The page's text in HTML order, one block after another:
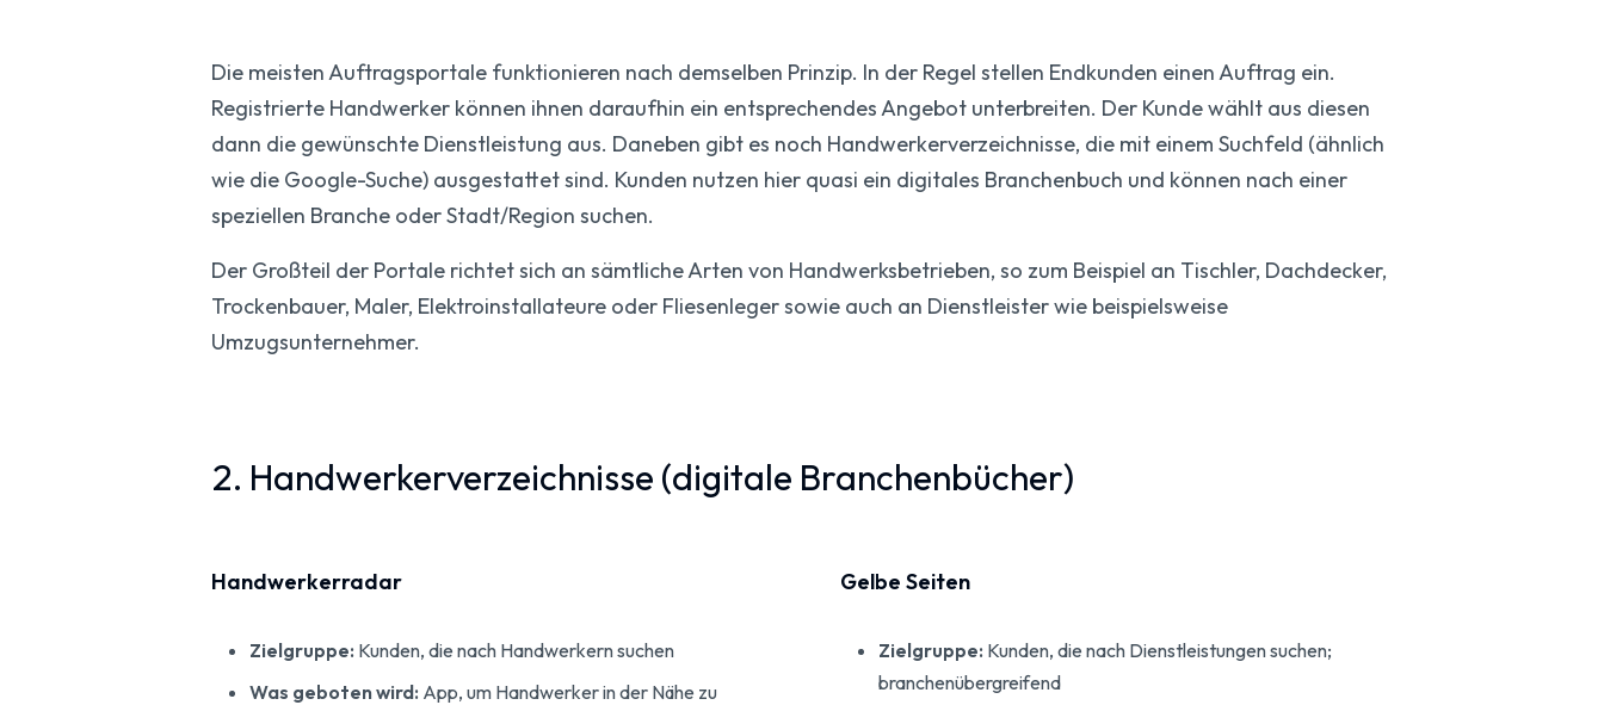
Die meisten Auftragsportale funktionieren nach demselben Prinzip. In der Regel stellen Endkunden einen Auftrag ein.
Registrierte Handwerker können ihnen daraufhin ein entsprechendes Angebot unterbreiten. Der Kunde wählt aus diesen
dann die gewünschte Dienstleistung aus. Daneben gibt es noch Handwerkerverzeichnisse, die mit einem Suchfeld (ähnlich
wie die Google-Suche) ausgestattet sind. Kunden nutzen hier quasi ein digitales Branchenbuch und können nach einer
speziellen Branche oder Stadt/Region suchen.
Der Großteil der Portale richtet sich an sämtliche Arten von Handwerksbetrieben, so zum Beispiel an Tischler, Dachdecker,
Trockenbauer, Maler, Elektroinstallateure oder Fliesenleger sowie auch an Dienstleister wie beispielsweise
Umzugsunternehmer.
2. Handwerkerverzeichnisse (digitale Branchenbücher)
Handwerkerradar
Zielgruppe: Kunden, die nach Handwerkern suchen
Was geboten wird: App, um Handwerker in der Nähe zu
Gelbe Seiten
Zielgruppe: Kunden, die nach Dienstleistungen suchen;
branchenübergreifend